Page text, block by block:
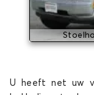
U heeft net uw